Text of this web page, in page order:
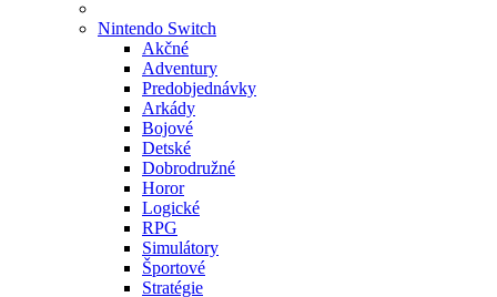
Nintendo Switch
Akčné
Adventury
Predobjednávky
Arkády
Bojové
Detské
Dobrodružné
Horor
Logické
RPG
Simulátory
Športové
Stratégie